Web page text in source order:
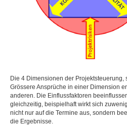
Die 4 Dimensionen der Projektsteuerung,
Grössere Ansprüche in einer Dimension
anderen. Die Einflussfaktoren
gleichzeitig, beispielhaft wirkt sich
nicht nur auf die Termine aus, sondern
die Ergebnisse.